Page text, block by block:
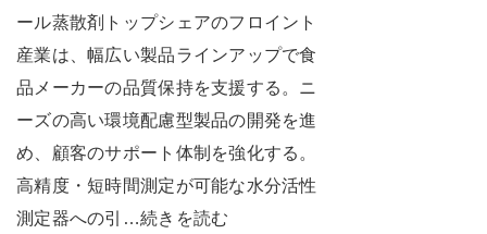
ール蒸散剤トップシェアのフロイント
産業は、幅広い製品ラインアップで食
品メーカーの品質保持を支援する。ニ
ーズの高い環境配慮型製品の開発を進
め、顧客のサポート体制を強化する。
高精度・短時間測定が可能な水分活性
測定器への引…続きを読む